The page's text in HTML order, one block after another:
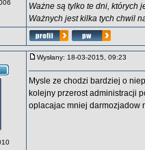
Ważne są tylko te dni, których
Ważnych jest kilka tych chwil
Wysłany: 18-03-2015, 09:23
Mysle ze chodzi bardziej o
kolejny przerost administracji
oplacajac mniej darmozjadow